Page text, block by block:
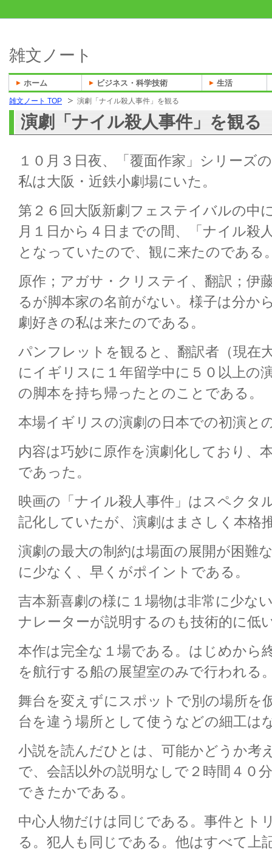
雑文ノート TOP 演劇「ナイル殺人事件」を観る
演劇「ナイル殺人事件」を観る
１０月３日夜、「覆面作家」シリーズ
私は大阪・近鉄小劇場にいた。
第２６回大阪新劇フェステイバルの中
月１日から４日までの間、「ナイル殺
となっていたので、観に来たのである
原作；アガサ・クリステイ、翻訳；伊
るが脚本家の名前がない。様子は分か
劇好きの私は来たのである。
パンフレットを観ると、翻訳者（現在
にイギリスに１年留学中に５０以上の
の脚本を持ち帰ったとのことである。
本場イギリスの演劇の日本での初演と
内容は巧妙に原作を演劇化しており、
であった。
映画の「ナイル殺人事件」はスペクタ
記化していたが、演劇はまさしく本格
演劇の最大の制約は場面の展開が困難
に少なく、早くがポイントである。
吉本新喜劇の様に１場物は非常に少な
ナレーターが説明するのも技術的に低
本作は完全な１場である。はじめから
を航行する船の展望室のみで行われる
舞台を変えずにスポットで別の場所を
台を違う場所として使うなどの細工は
小説を読んだひとは、可能かどうか考
で、会話以外の説明なしで２時間４０
できたかである。
中心人物だけは同じである。事件とト
る。犯人も同じである。他はすべて上
雑文ノート
ホーム ビジネス・科学技術 生活